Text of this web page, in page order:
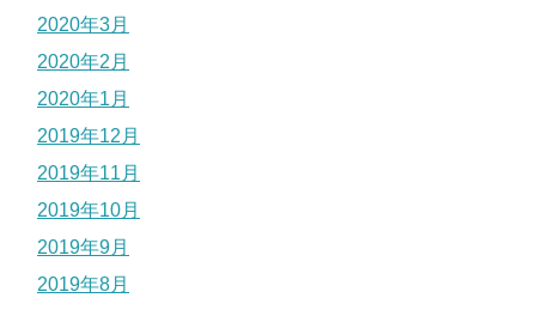
2020年3月
2020年2月
2020年1月
2019年12月
2019年11月
2019年10月
2019年9月
2019年8月